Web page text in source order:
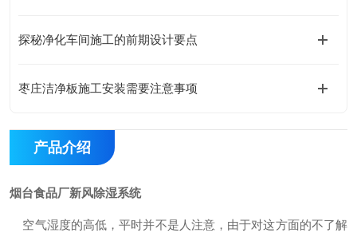
探秘净化车间施工的前期设计要点
枣庄洁净板施工安装需要注意事项
产品介绍
烟台食品厂新风除湿系统
空气湿度的高低，平时并不是人注意，由于对这方面的不了解